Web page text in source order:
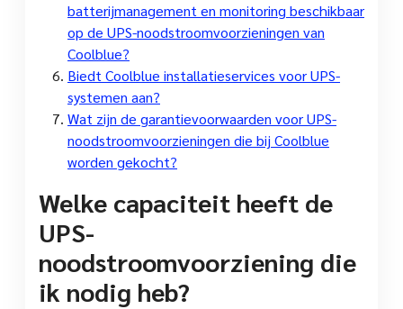
batterijmanagement en monitoring beschikbaar
op de UPS-noodstroomvoorzieningen van
Coolblue?
Biedt Coolblue installatieservices voor UPS-
systemen aan?
Wat zijn de garantievoorwaarden voor UPS-
noodstroomvoorzieningen die bij Coolblue
worden gekocht?
Welke capaciteit heeft de
UPS-
noodstroomvoorziening die
ik nodig heb?